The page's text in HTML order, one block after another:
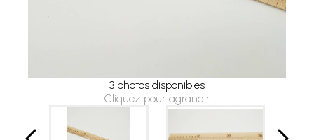
3 photos disponibles
Cliquez pour agrandir